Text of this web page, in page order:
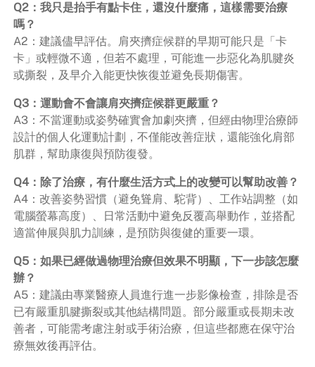
Q2：我只是抬手有點卡住，還沒什麼痛，這樣需要治療
嗎？
A2：建議儘早評估。肩夾擠症候群的早期可能只是「卡
卡」或輕微不適，但若不處理，可能進一步惡化為肌腱炎
或撕裂，及早介入能更快恢復並避免長期傷害。
Q3：運動會不會讓肩夾擠症候群更嚴重？
A3：不當運動或姿勢確實會加劇夾擠，但經由物理治療師
設計的個人化運動計劃，不僅能改善症狀，還能強化肩部
肌群，幫助康復與預防復發。
Q4：除了治療，有什麼生活方式上的改變可以幫助改善？
A4：改善姿勢習慣（避免聳肩、駝背）、工作站調整（如
電腦螢幕高度）、日常活動中避免反覆高舉動作，並搭配
適當伸展與肌力訓練，是預防與復健的重要一環。
Q5：如果已經做過物理治療但效果不明顯，下一步該怎麼
辦？
A5：建議由專業醫療人員進行進一步影像檢查，排除是否
已有嚴重肌腱撕裂或其他結構問題。部分嚴重或長期未改
善者，可能需考慮注射或手術治療，但這些都應在保守治
療無效後再評估。